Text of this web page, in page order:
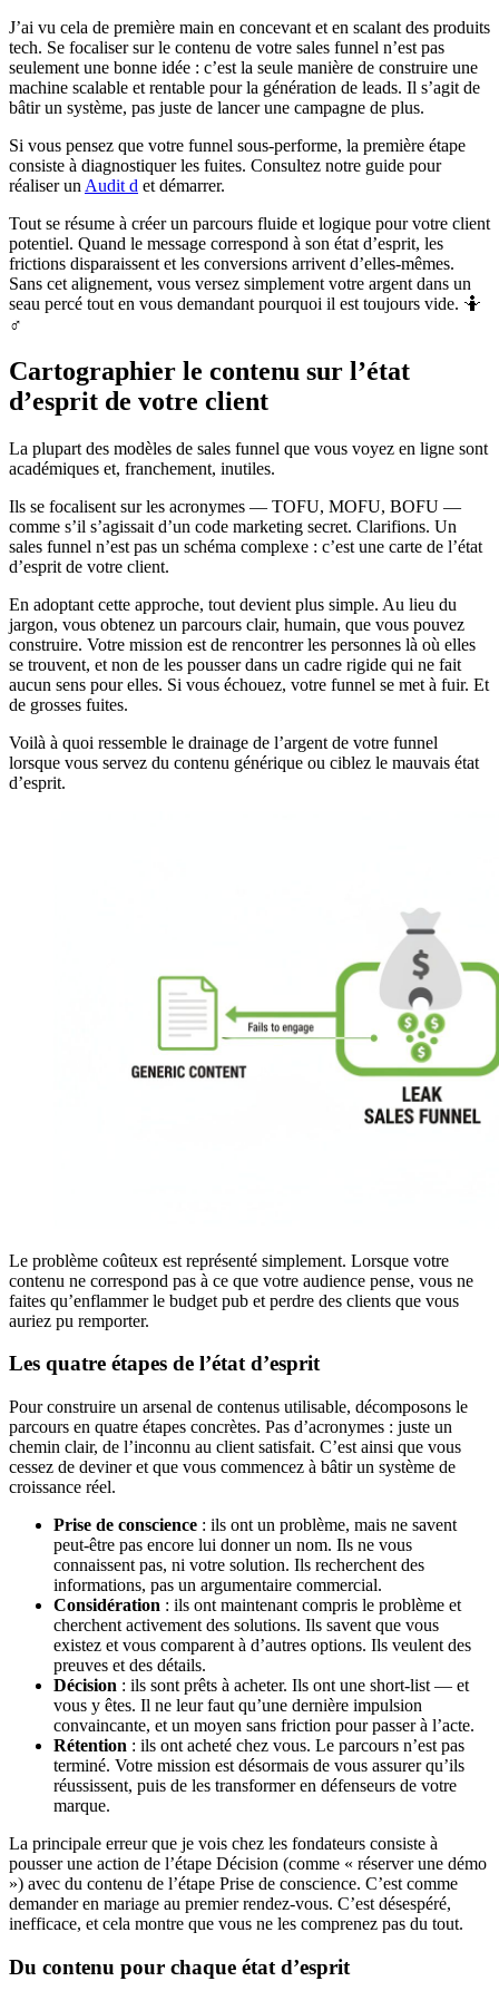
J’ai vu cela de première main en concevant et en scalant des produits
tech. Se focaliser sur le contenu de votre sales funnel n’est pas
seulement une bonne idée : c’est la seule manière de construire une
machine scalable et rentable pour la génération de leads. Il s’agit de
bâtir un système, pas juste de lancer une campagne de plus.
Si vous pensez que votre funnel sous-performe, la première étape
consiste à diagnostiquer les fuites. Consultez notre guide pour
réaliser un Audit d et démarrer.
Tout se résume à créer un parcours fluide et logique pour votre client
potentiel. Quand le message correspond à son état d’esprit, les
frictions disparaissent et les conversions arrivent d’elles-mêmes.
Sans cet alignement, vous versez simplement votre argent dans un
seau percé tout en vous demandant pourquoi il est toujours vide. 🤷
♂️
Cartographier le contenu sur l’état
d’esprit de votre client
La plupart des modèles de sales funnel que vous voyez en ligne sont
académiques et, franchement, inutiles.
Ils se focalisent sur les acronymes — TOFU, MOFU, BOFU —
comme s’il s’agissait d’un code marketing secret. Clarifions. Un
sales funnel n’est pas un schéma complexe : c’est une carte de l’état
d’esprit de votre client.
En adoptant cette approche, tout devient plus simple. Au lieu du
jargon, vous obtenez un parcours clair, humain, que vous pouvez
construire. Votre mission est de rencontrer les personnes là où elles
se trouvent, et non de les pousser dans un cadre rigide qui ne fait
aucun sens pour elles. Si vous échouez, votre funnel se met à fuir. Et
de grosses fuites.
Voilà à quoi ressemble le drainage de l’argent de votre funnel
lorsque vous servez du contenu générique ou ciblez le mauvais état
d’esprit.
Le problème coûteux est représenté simplement. Lorsque votre
contenu ne correspond pas à ce que votre audience pense, vous ne
faites qu’enflammer le budget pub et perdre des clients que vous
auriez pu remporter.
Les quatre étapes de l’état d’esprit
Pour construire un arsenal de contenus utilisable, décomposons le
parcours en quatre étapes concrètes. Pas d’acronymes : juste un
chemin clair, de l’inconnu au client satisfait. C’est ainsi que vous
cessez de deviner et que vous commencez à bâtir un système de
croissance réel.
Prise de conscience : ils ont un problème, mais ne savent
peut-être pas encore lui donner un nom. Ils ne vous
connaissent pas, ni votre solution. Ils recherchent des
informations, pas un argumentaire commercial.
Considération : ils ont maintenant compris le problème et
cherchent activement des solutions. Ils savent que vous
existez et vous comparent à d’autres options. Ils veulent des
preuves et des détails.
Décision : ils sont prêts à acheter. Ils ont une short-list — et
vous y êtes. Il ne leur faut qu’une dernière impulsion
convaincante, et un moyen sans friction pour passer à l’acte.
Rétention : ils ont acheté chez vous. Le parcours n’est pas
terminé. Votre mission est désormais de vous assurer qu’ils
réussissent, puis de les transformer en défenseurs de votre
marque.
La principale erreur que je vois chez les fondateurs consiste à
pousser une action de l’étape Décision (comme « réserver une démo
») avec du contenu de l’étape Prise de conscience. C’est comme
demander en mariage au premier rendez-vous. C’est désespéré,
inefficace, et cela montre que vous ne les comprenez pas du tout.
Du contenu pour chaque état d’esprit